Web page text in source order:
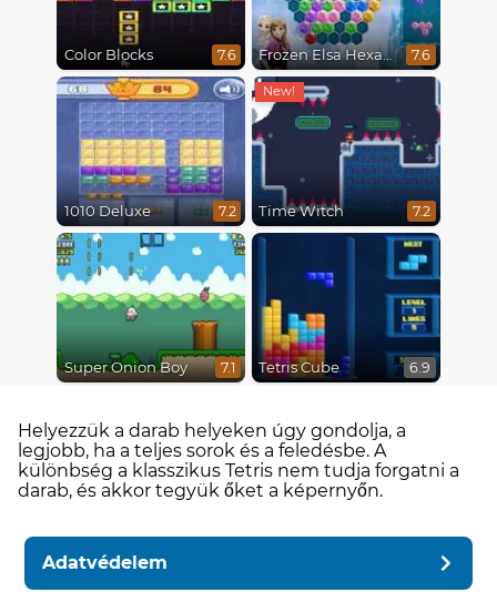
Color Blocks 7.6 Frozen Elsa Hexagon Puzzle 7.6
1010 Deluxe 7.2 Time Witch 7.2
Super Onion Boy 7.1 Tetris Cube 6.9
Helyezzük a darab helyeken úgy gondolja, a
legjobb, ha a teljes sorok és a feledésbe. A
különbség a klasszikus Tetris nem tudja forgatni a
darab, és akkor tegyük őket a képernyőn.
Adatvédelem